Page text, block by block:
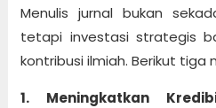
Menulis jurnal bukan
tetapi investasi strategis
kontribusi ilmiah. Berikut
1. Meningkatkan